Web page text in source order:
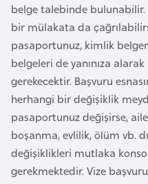
belge talebinde bulunabilir.
bir mülakata da
pasaportunuz, kimlik
belgeleri de yanınıza
gerekecektir. Başvuru
herhangi bir değişiklik
pasaportunuz değişirse,
boşanma, evlilik, ölüm vb.
değişiklikleri mutlaka
gerekmektedir. Vize
D
e
m
o
k
r
a
t
i
k